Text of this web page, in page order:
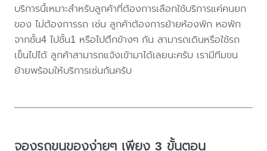
บริการนี้เหมาะสำหรับลูกค้าที่ต้องการเลือกใช้บริการแค่คนยก
ของ ไม่ต้องการรถ เช่น ลูกค้าต้องการย้ายห้องพัก หอพัก
จากชั้น4 ไปชั้น1 หรือไปตึกข้างๆ กัน สามารถเดินหรือใช้รถ
เข็นไปได้ ลูกค้าสามารถแจ้งเข้ามาได้เลยนะครับ เรามีทีมขน
ย้ายพร้อมให้บริการเช่นกันครับ
จองรถขนของง่ายๆ เพียง 3 ขั้นตอน